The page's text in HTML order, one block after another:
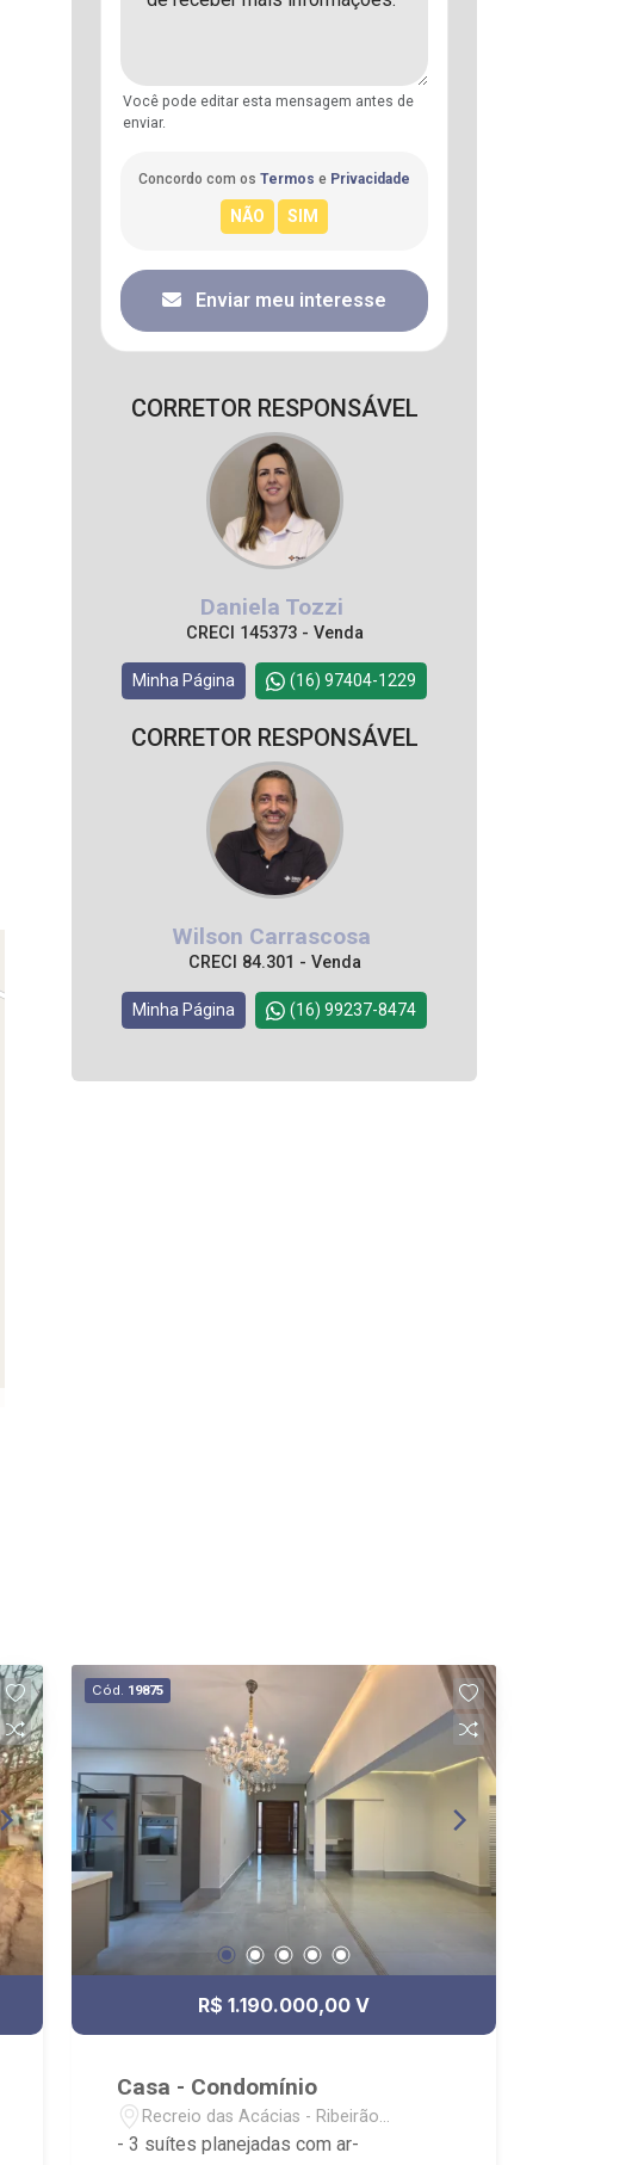
Você pode editar esta mensagem antes de
enviar.
Concordo com os Termos e Privacidade
Enviar meu interesse
CORRETOR RESPONSÁVEL
Daniela Tozzi
CRECI 145373 - Venda
Minha Página (16) 97404-1229
CORRETOR RESPONSÁVEL
Wilson Carrascosa
CRECI 84.301 - Venda
Minha Página (16) 99237-8474
Cód. 19875
R$ 1.190.000,00 V
Casa - Condomínio
Recreio das Acácias - Ribeirão
Preto/SP
- 3 suítes planejadas com ar-